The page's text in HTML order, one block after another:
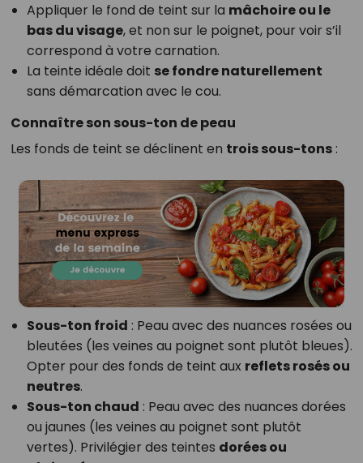
Appliquer le fond de teint sur la mâchoire ou le
bas du visage, et non sur le poignet, pour voir s’il
correspond à votre carnation.
La teinte idéale doit se fondre naturellement
sans démarcation avec le cou.
Connaître son sous-ton de peau
Les fonds de teint se déclinent en trois sous-tons:
Sous-ton froid : Peau avec des nuances rosées ou
bleutées (les veines au poignet sont plutôt bleues).
Opter pour des fonds de teint aux reflets rosés ou
neutres.
Sous-ton chaud : Peau avec des nuances dorées
ou jaunes (les veines au poignet sont plutôt
vertes). Privilégier des teintes dorées ou